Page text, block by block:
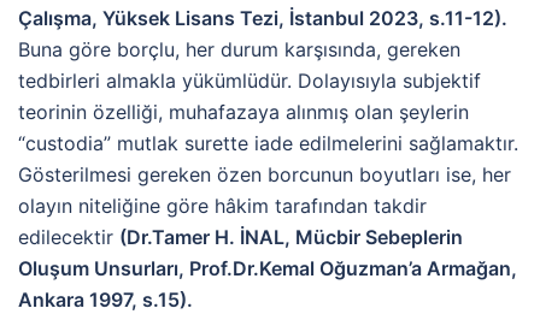
Çalışma, Yüksek Lisans Tezi, İstanbul 2023, s.11-12).
Buna göre borçlu, her durum karşısında, gereken
tedbirleri almakla yükümlüdür. Dolayısıyla subjektif
teorinin özelliği, muhafazaya alınmış olan şeylerin
“custodia” mutlak surette iade edilmelerini sağlamaktır.
Gösterilmesi gereken özen borcunun boyutları ise, her
olayın niteliğine göre hâkim tarafından takdir
edilecektir (Dr.Tamer H. İNAL, Mücbir Sebeplerin
Oluşum Unsurları, Prof.Dr.Kemal Oğuzman’a Armağan,
Ankara 1997, s.15).